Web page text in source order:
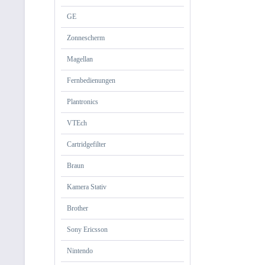
GE
Zonnescherm
Magellan
Fernbedienungen
Plantronics
VTEch
Cartridgefilter
Braun
Kamera Stativ
Brother
Sony Ericsson
Nintendo